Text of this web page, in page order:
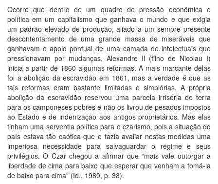
Ocorre que dentro de um quadro de pressão econômica e
política em um capitalismo que ganhava o mundo e que exigia
um padrão elevado de produção, aliado a um sempre presente
descontentamento de uma grande massa de miseráveis que
ganhavam o apoio pontual de uma camada de intelectuais que
pressionavam por mudanças, Alexandre II (filho de Nicolau I)
inicia a partir de 1860 algumas reformas. A mais marcante delas
foi a abolição da escravidão em 1861, mas a verdade é que as
tais reformas eram bastante limitadas e simplórias. A própria
abolição da escravidão reservou uma parcela irrisória de terra
para os camponeses pobres e não os livrou de pesados impostos
ao Estado e de indenização aos antigos proprietários. Mas elas
tinham uma serventia política para o czarismo, pois a situação do
país estava tão caótica que o fazia avaliar nestas medidas uma
imperiosa necessidade para salvaguardar o regime e seus
privilégios. O Czar chegou a afirmar que “mais vale outorgar a
liberdade de cima para baixo que esperar que venham a tomá-la
de baixo para cima” (Id., 1980, p. 38).